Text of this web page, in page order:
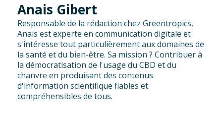
Anais Gibert
Responsable de la rédaction chez Greentropics,
Anaïs est experte en communication digitale et
s'intéresse tout particulièrement aux domaines de
la santé et du bien-être. Sa mission ? Contribuer à
la démocratisation de l'usage du CBD et du
chanvre en produisant des contenus
d'information scientifique fiables et
compréhensibles de tous.